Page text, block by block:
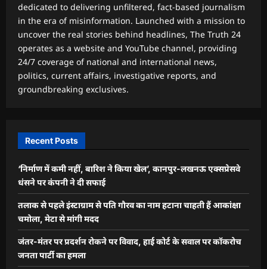
dedicated to delivering unfiltered, fact-based journalism
in the era of misinformation. Launched with a mission to
uncover the real stories behind headlines, The Truth 24
operates as a website and YouTube channel, providing
24/7 coverage of national and international news,
politics, current affairs, investigative reports, and
groundbreaking exclusives.
Recent Posts
‘निर्माण में कमी नहीं, बारिश ने किया खेल’, कानपुर-लखनऊ एक्सप्रेसवे
धंसने पर कंपनी ने दी सफाई
तलाक से पहले इंस्टाग्राम से पति गौरव का नाम हटाना चाहती हैं आकांक्षा
चमोला, मेटा से मांगी मदद
जंतर-मंतर पर प्रदर्शन रोकने पर विवाद, हाई कोर्ट के सवाल पर कॉकरोच
जनता पार्टी का हमला